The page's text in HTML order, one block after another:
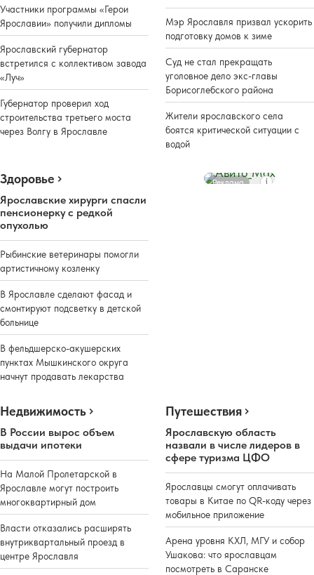
Участники программы «Герои
Ярославии» получили дипломы
Ярославский губернатор
встретился с коллективом завода
«Луч»
Губернатор проверил ход
строительства третьего моста
через Волгу в Ярославле
Мэр Ярославля призвал ускорить
подготовку домов к зиме
Суд не стал прекращать
уголовное дело экс-главы
Борисоглебского района
Жители ярославского села
боятся критической ситуации с
водой
Здоровье
Ярославские хирурги спасли
пенсионерку с редкой
опухолью
Рыбинские ветеринары помогли
артистичному козленку
В Ярославле сделают фасад и
смонтируют подсветку в детской
больнице
В фельдшерско-акушерских
пунктах Мышкинского округа
начнут продавать лекарства
Реклама
Недвижимость
В России вырос объем
выдачи ипотеки
На Малой Пролетарской в
Ярославле могут построить
многоквартирный дом
Власти отказались расширять
внутриквартальный проезд в
центре Ярославля
Путешествия
Ярославскую область
назвали в числе лидеров в
сфере туризма ЦФО
Ярославцы смогут оплачивать
товары в Китае по QR-коду через
мобильное приложение
Арена уровня КХЛ, МГУ и собор
Ушакова: что ярославцам
посмотреть в Саранске